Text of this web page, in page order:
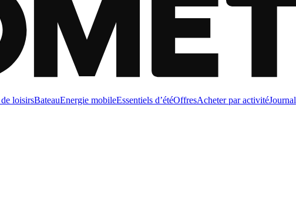
loisirsBateauEnergie mobileEssentiels d’étéOffresAcheter par activitéJournal